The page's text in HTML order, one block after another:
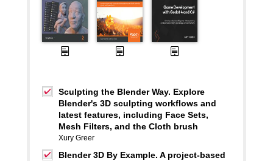
Sculpting the Blender Way. Explore
Blender's 3D sculpting workflows and
latest features, including Face Sets,
Mesh Filters, and the Cloth brush
Xury Greer
Blender 3D By Example. A project-based